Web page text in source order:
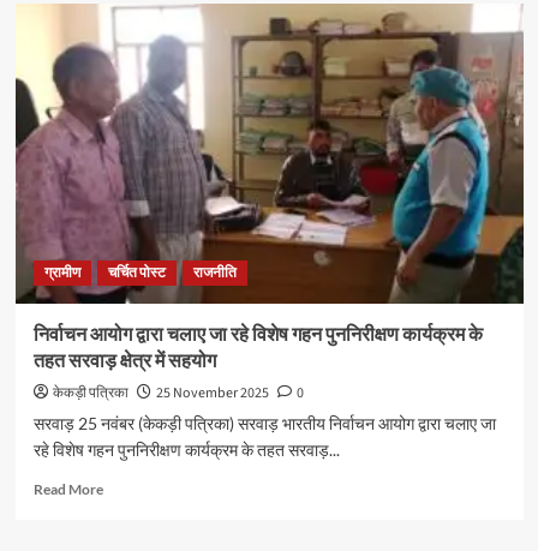
ग्रामीण चर्चित पोस्ट राजनीति
निर्वाचन आयोग द्वारा चलाए जा रहे विशेष गहन पुननिरीक्षण कार्यक्रम के
तहत सरवाड़ क्षेत्र में सहयोग
केकड़ी पत्रिका 25 November 2025
0
सरवाड़ 25 नवंबर (केकड़ी पत्रिका) सरवाड़ भारतीय निर्वाचन आयोग द्वारा चलाए जा
रहे विशेष गहन पुननिरीक्षण कार्यक्रम के तहत सरवाड़...
Read More